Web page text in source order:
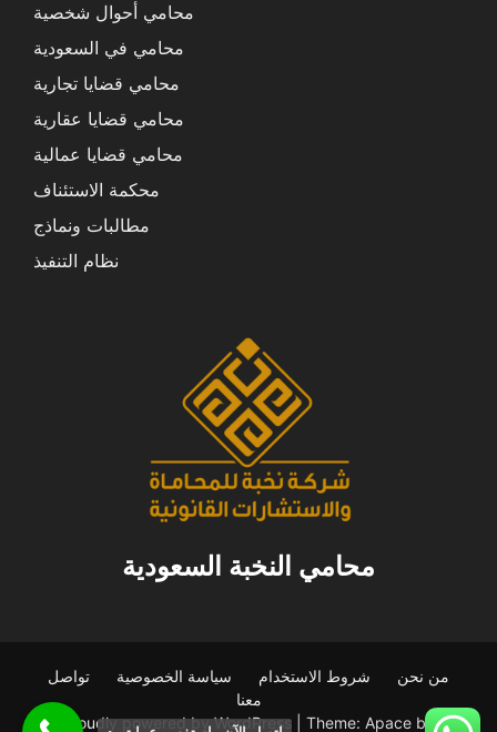
محامي أحوال شخصية
محامي في السعودية
محامي قضايا تجارية
محامي قضايا عقارية
محامي قضايا عمالية
محكمة الاستئناف
مطالبات ونماذج
نظام التنفيذ
محامي النخبة السعودية
من نحن شروط الاستخدام سياسة الخصوصية
تواصل
معنا
Proudly powered by WordPress
Theme: Apace by